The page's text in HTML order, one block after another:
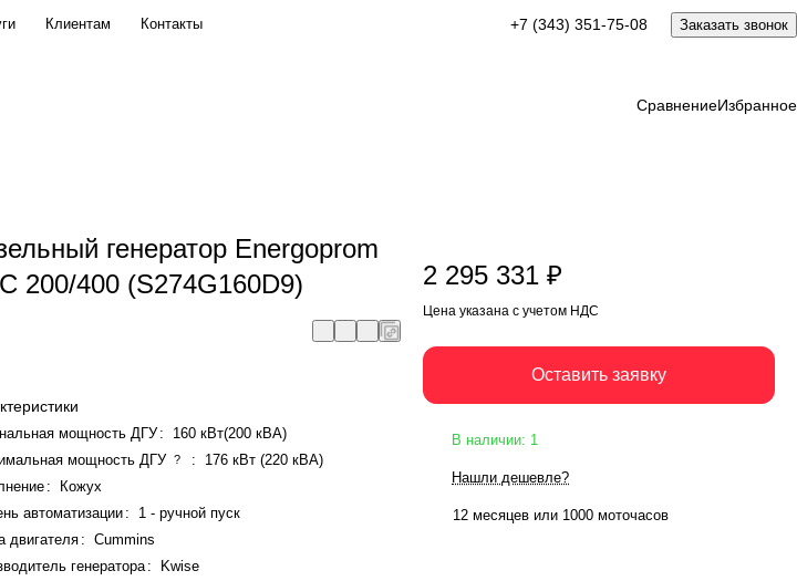
Клиентам Контакты +7 (343) 351-75-08 Заказать звонок
СравнениеИзбранное
генератор Energoprom
200/400 (S274G160D9)
Оставить заявку
мощность ДГУ:
160 кВт(200 кВА)
мощность ДГУ ? :
176 кВт (220 кВА)
:
Кожух
автоматизации :
1 - ручной пуск
двигателя:
Cummins
генератора:
Kwise
2 295 331 ₽
Цена указана с учетом НДС
Оставить заявку
В наличии: 1
Нашли дешевле?
12 месяцев или 1000 моточасов